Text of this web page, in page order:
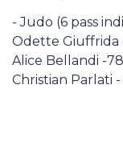
- Judo (6 pass
Odette Giuffrida
Alice Bellandi -
Christian Parlati